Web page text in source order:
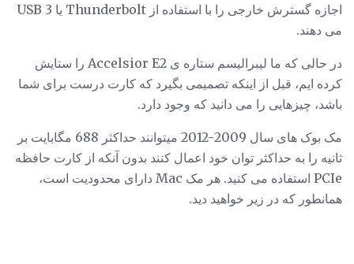
اجازه گسترش خارجی را با استفاده از Thunderbolt یا USB 3
می دهند.
در حالی که ما لیبرالیسم ستاره ی Accelsior E2 را ستایش
کرده ایم، قبل از اینکه تصمیمی بگیرد که کارت درست برای شما
باشد، چیزهایی را می دانید که وجود دارد.
مک بوک های سال 2009-2012 میتوانند حداکثر 688 مگابایت بر
ثانیه را به حداکثر توان خود اعمال کنند بدون آنکه از کارت حافظه
PCIe استفاده می کنید. هر مک Mac دارای محدودیت است،
همانطور که در زیر خواهید دید.